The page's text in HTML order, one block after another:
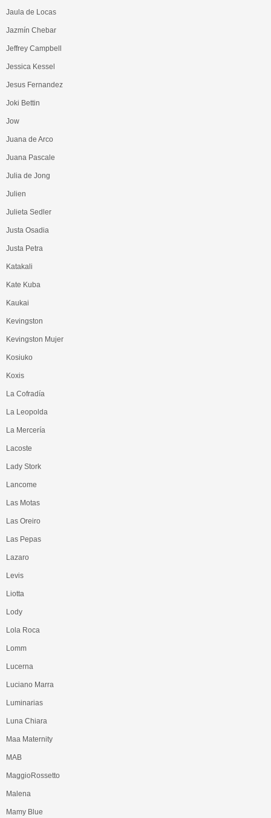
Jaula de Locas
Jazmín Chebar
Jeffrey Campbell
Jessica Kessel
Jesus Fernandez
Joki Bettin
Jow
Juana de Arco
Juana Pascale
Julia de Jong
Julien
Julieta Sedler
Justa Osadia
Justa Petra
Katakali
Kate Kuba
Kaukai
Kevingston
Kevingston Mujer
Kosiuko
Koxis
La Cofradía
La Leopolda
La Mercería
Lacoste
Lady Stork
Lancome
Las Motas
Las Oreiro
Las Pepas
Lazaro
Levis
Liotta
Lody
Lola Roca
Lomm
Lucerna
Luciano Marra
Luminarias
Luna Chiara
Maa Maternity
MAB
MaggioRossetto
Malena
Mamy Blue